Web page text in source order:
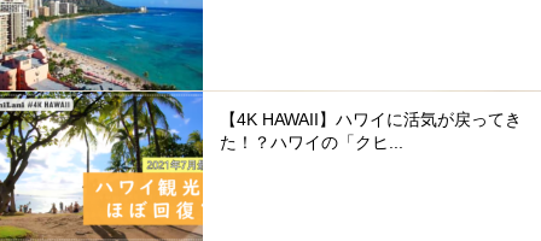
【4K HAWAII】ハワイに活気が戻ってき
た！？ハワイの「クヒ...